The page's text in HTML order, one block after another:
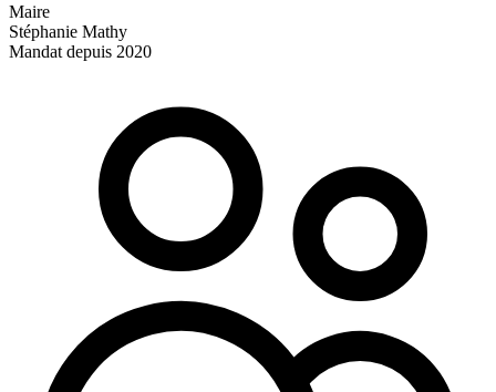
Maire
Stéphanie Mathy
Mandat depuis 2020